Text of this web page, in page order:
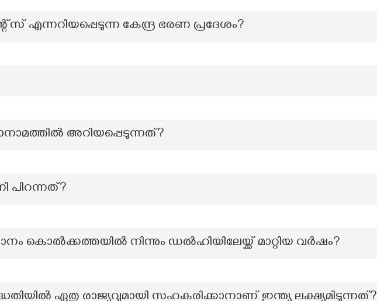
കേന്ദ്ര ഭരണ പ്രദേശം?
അറിയപ്പെടുന്നത്?
പിറന്നത്?
കൊൽക്കത്തയിൽ നിന്നും ഡൽഹിയിലേയ്ക്ക് മാറ്റിയ വർഷം?
ഏതു രാജ്യവുമായി സഹകരിക്കാനാണ് ഇന്ത്യ ലക്ഷ്യമിടുന്നത്?